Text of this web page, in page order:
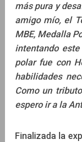
más pura y
amigo mío, el
MBE, Medalla
intentando
polar fue con
habilidades
Como un
espero ir a la
Finalizada la